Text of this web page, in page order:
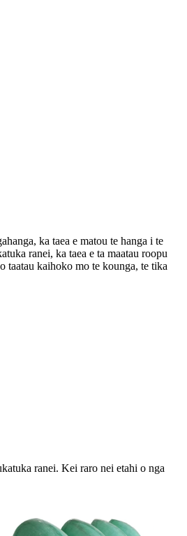
ka taea e matou te hanga i te
ranei, ka taea e ta maatau roopu
taatau kaihoko mo te kounga, te tika
ranei. Kei raro nei etahi o nga